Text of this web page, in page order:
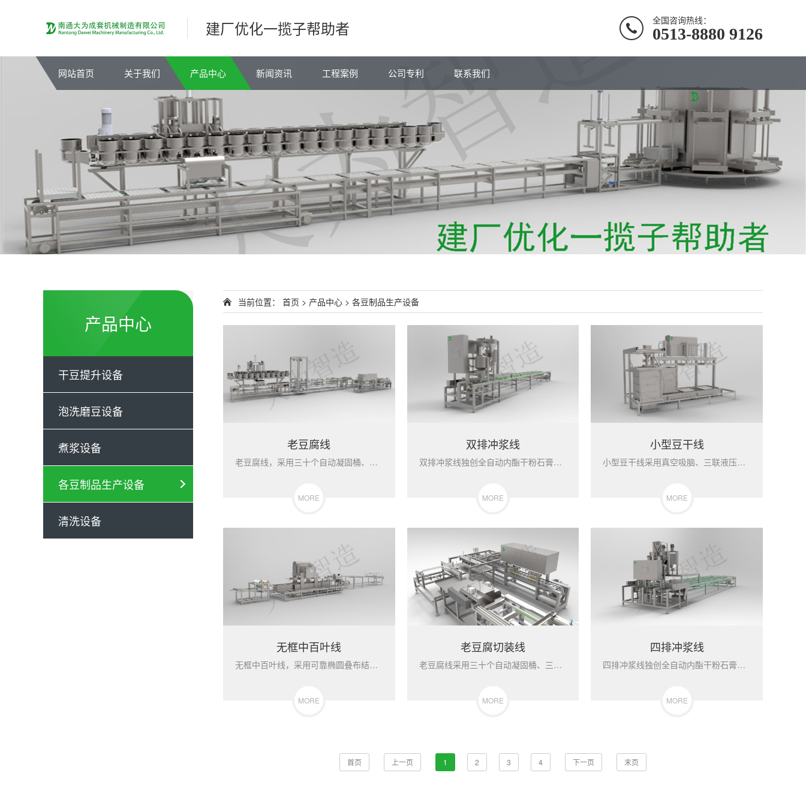
建厂优化一揽子帮助者 全国咨询热线：
0513-8880 9126
网站首页 关于我们 产品中心 新闻资讯 工程案例 公司专利 联系我们
产品中心
干豆提升设备
泡洗磨豆设备
煮浆设备
各豆制品生产设备
清洗设备
当前位置： 首页 > 产品中心 > 各豆制品生产设备
老豆腐线
老豆腐线，采用三十个自动凝固桶、三个自压式压机、切割装盒一体...
MORE
双排冲浆线
双排冲浆线独创全自动内酯干粉石膏水分开加工艺、凝固快、产量高...
MORE
小型豆干线
小型豆干线采用真空吸脑、三联液压机自动压榨。时产200板。仅...
MORE
无框中百叶线
无框中百叶线，采用可靠椭圆叠布结构、液压压榨系统，实现百叶两...
MORE
老豆腐切装线
老豆腐线采用三十个自动凝固桶、三个自压式压机、切割装盒一体机...
MORE
四排冲浆线
四排冲浆线独创全自动内酯干粉石膏水分开加工艺、凝固快、产量高...
MORE
首页 上一页 1 2 3 4 下一页 末页